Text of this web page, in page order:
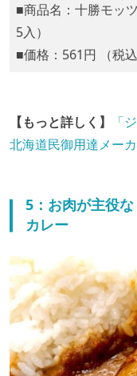
■商品名：十勝モッ
5入）
■価格：561円 （税込
【もっと詳しく】
「
北海道民御用達メー
5：お肉が主役
カレー